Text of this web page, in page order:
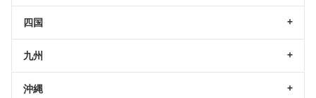
四国
九州
沖縄